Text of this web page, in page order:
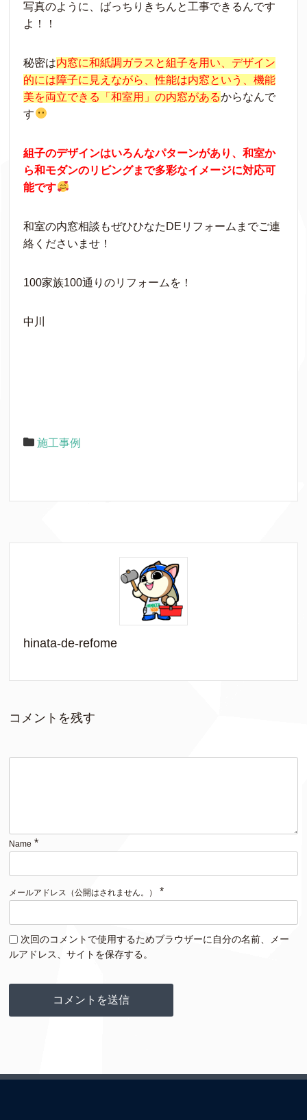
写真のように、ばっちりきちんと工事できるんです
よ！！
秘密は内窓に和紙調ガラスと組子を用い、デザイン
的には障子に見えながら、性能は内窓という、機能
美を両立できる「和室用」の内窓があるからなんで
す
組子のデザインはいろんなパターンがあり、和室か
ら和モダンのリビングまで多彩なイメージに対応可
能です
和室の内窓相談もぜひひなたDEリフォームまでご連
絡くださいませ！
100家族100通りのリフォームを！
中川
施工事例
hinata-de-refome
コメントを残す
Name *
メールアドレス（公開はされません。） *
次回のコメントで使用するためブラウザーに自分の名前、メー
ルアドレス、サイトを保存する。